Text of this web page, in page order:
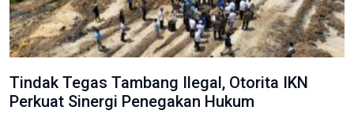
Tindak Tegas Tambang Ilegal, Otorita IKN
Perkuat Sinergi Penegakan Hukum